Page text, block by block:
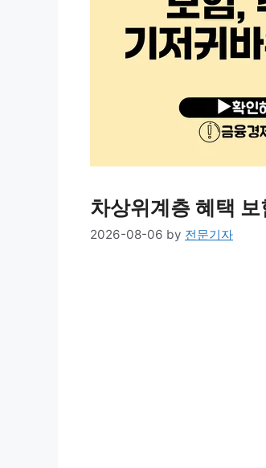
차상위계층 혜택
2026-08-06 by 전문기자